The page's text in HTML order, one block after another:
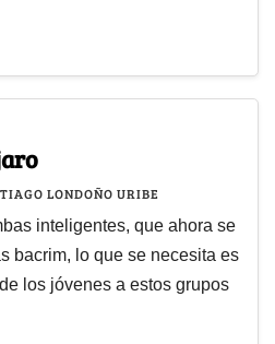
LONDOÑO URIBE
inteligentes, que ahora se
bacrim, lo que se necesita es
los jóvenes a estos grupos